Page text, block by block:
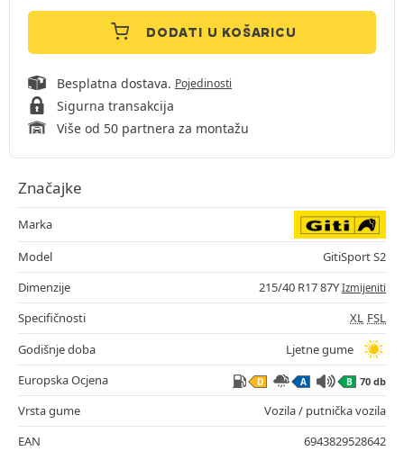
DODATI U KOŠARICU
Besplatna dostava. Pojedinosti
Sigurna transakcija
Više od 50 partnera za montažu
Značajke
Marka
Model
GitiSport S2
Dimenzije
215/40 R17 87Y Izmijeniti
Specifičnosti XL FSL
Godišnje doba
Ljetne gume
Europska Ocjena
D A B 70 db
Vrsta gume
Vozila / putnička vozila
EAN
6943829528642